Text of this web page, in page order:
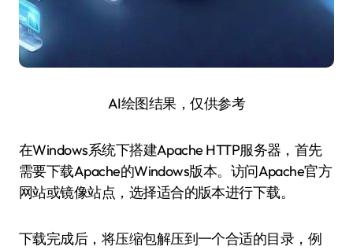
AI绘图结果，仅供参考
在Windows系统下搭建Apache HTTP服务器，首先
需要下载Apache的Windows版本。访问Apache官方
网站或镜像站点，选择适合的版本进行下载。
下载完成后，将压缩包解压到一个合适的目录，例